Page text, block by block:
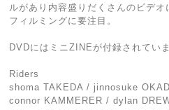
ルがあり内容盛りだくさんのビデ
フィルミングに要注目。
DVDにはミニZINEが付録されていま
Riders
shoma TAKEDA / jinnosuke
connor KAMMERER / dylan